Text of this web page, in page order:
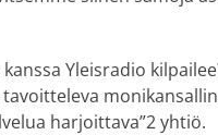
Yleisradio
harjoittava”2 yhtiö.